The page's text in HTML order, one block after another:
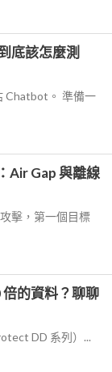
底該怎麼測
Chatbot。 準備一
Air Gap 與離線
擊，第一個目標
的資料？聊聊
DD 系列）...